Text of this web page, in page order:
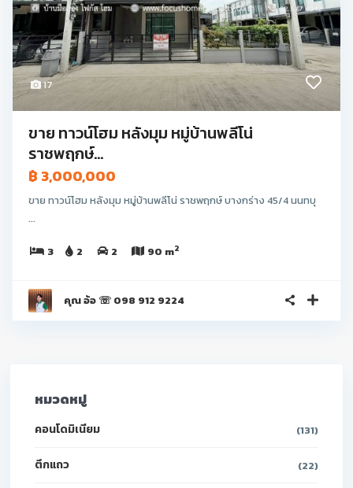
17
ขาย ทาวน์โฮม หลังมุม หมู่บ้านพลีโน่
ราชพฤกษ์...
฿ 3,000,000
ขาย ทาวน์โฮม หลังมุม หมู่บ้านพลีโน่ ราชพฤกษ์ บางกร่าง 45/4 นนทบุ
...
3 2 2 90 m2
คุณ อ้อ ☏ 098 912 9224
หมวดหมู่
คอนโดมิเนียม (131)
ตึกแถว (22)